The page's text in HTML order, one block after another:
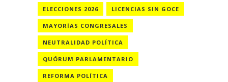
ELECCIONES 2026 LICENCIAS SIN GOCE
MAYORÍAS CONGRESALES
NEUTRALIDAD POLÍTICA
QUÓRUM PARLAMENTARIO
REFORMA POLÍTICA